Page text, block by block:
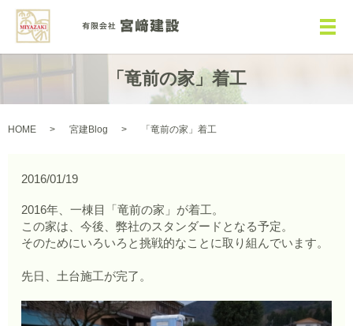
メ
「竜前の家」着工
HOME 宮建Blog 「竜前の家」着工
2016/01/19
2016年、一棟目「竜前の家」が着工。
この家は、今後、弊社のスタンダードとなる予定。
そのためにいろいろと挑戦的なことに取り組んでいます。
先日、土台施工が完了。